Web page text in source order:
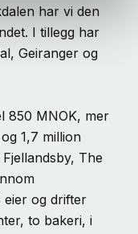
har vi den
I tillegg har
Geiranger og
850 MNOK, mer
1,7 million
The
eier og drifter
to bakeri, i